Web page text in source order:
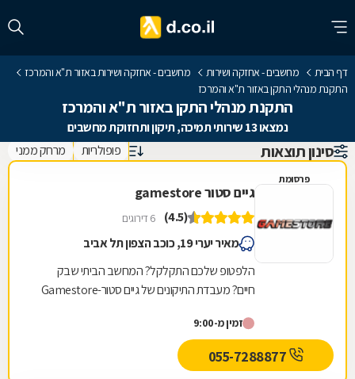
דף הבית מחשבים - אחזקה ושירות
מחשבים - אחזקה ושירות באזור ת"א והמרכז
התקנת מנהלי התקן באזור ת"א והמרכז
התקנת מנהלי התקן באזור ת"א והמרכז
נמצאו 13 שירותי תמיכה, תיקון ותחזוקת מחשבים
סינון תוצאות פופולריות מרחק ממני
פרסומת
גיים סטור gamestore
(4.5) 6 דירוגים
מאיר יערי 19, כוכב הצפון תל אביב
הלפטופ שלכם התקלקל? המחשב הביתי שבק
חיים? מעבדת התיקונים של גיים סטור-Gamestore
חנויות מחשבים...
זמין מ-9:00